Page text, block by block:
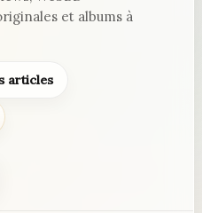
et albums à
articles